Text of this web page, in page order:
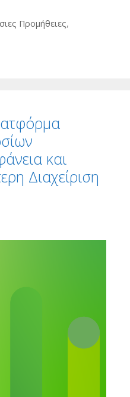
Προμήθειες,
και
Διαχείριση